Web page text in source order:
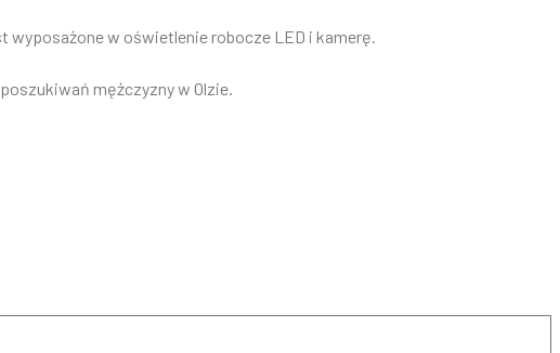
wyposażone w oświetlenie robocze LED i kamerę.
mężczyzny w Olzie.